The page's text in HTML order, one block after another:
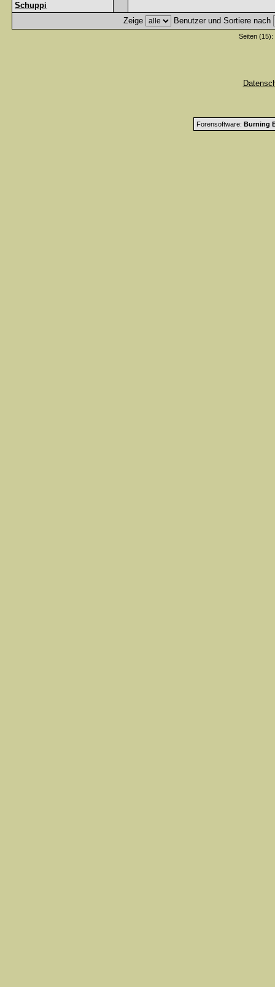
Schuppi
Zeige
Benutzer und Sortiere nach
Seiten (15):
Forensoftware: Burning